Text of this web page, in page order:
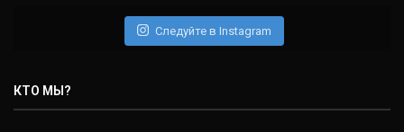
(22-2-0, 1)
Следуйте в Instagram
КТО МЫ?